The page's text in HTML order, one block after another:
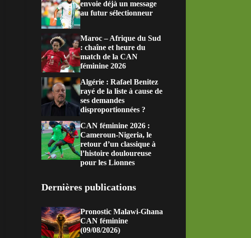
envoie déjà un message
au futur sélectionneur
Maroc – Afrique du Sud
: chaîne et heure du
match de la CAN
féminine 2026
Algérie : Rafael Benitez
rayé de la liste à cause de
ses demandes
disproportionnées ?
CAN féminine 2026 :
Cameroun-Nigeria, le
retour d’un classique à
l’histoire douloureuse
pour les Lionnes
Dernières publications
Pronostic Malawi-Ghana
CAN féminine
(09/08/2026)